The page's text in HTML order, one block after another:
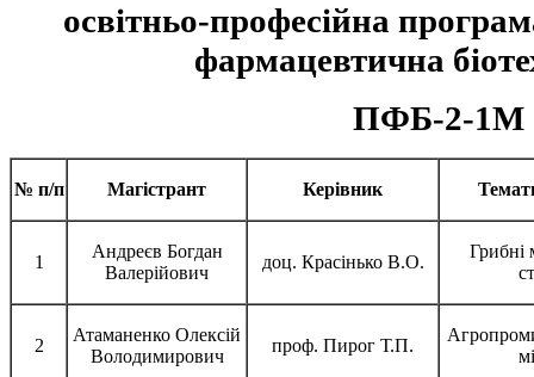
освітньо-професійна
фармацевтична
ПФБ-2-1М
№ п/п Магістрант Керівник
1
Андреєв Богдан
Валерійович
доц. Красінько В.О.
Грибні
2
Атаманенко Олексій
Володимирович
проф. Пирог Т.П.